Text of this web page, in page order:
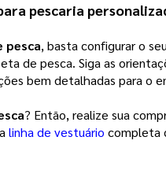
pescaria
pesca, basta configurar o
de pesca. Siga as
bem detalhadas para o
? Então, realize sua
linha de vestuário completa